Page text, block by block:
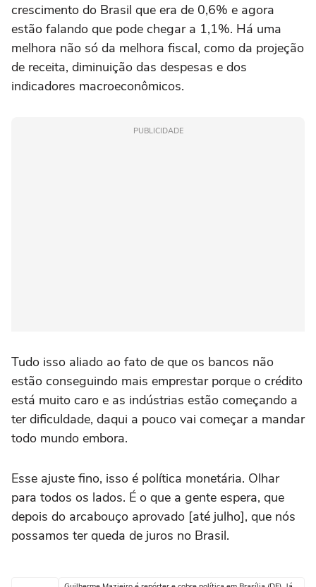
crescimento do Brasil que era de 0,6% e agora
estão falando que pode chegar a 1,1%. Há uma
melhora não só da melhora fiscal, como da projeção
de receita, diminuição das despesas e dos
indicadores macroeconômicos.
PUBLICIDADE
Tudo isso aliado ao fato de que os bancos não
estão conseguindo mais emprestar porque o crédito
está muito caro e as indústrias estão começando a
ter dificuldade, daqui a pouco vai começar a mandar
todo mundo embora.
Esse ajuste fino, isso é política monetária. Olhar
para todos os lados. É o que a gente espera, que
depois do arcabouço aprovado [até julho], que nós
possamos ter queda de juros no Brasil.